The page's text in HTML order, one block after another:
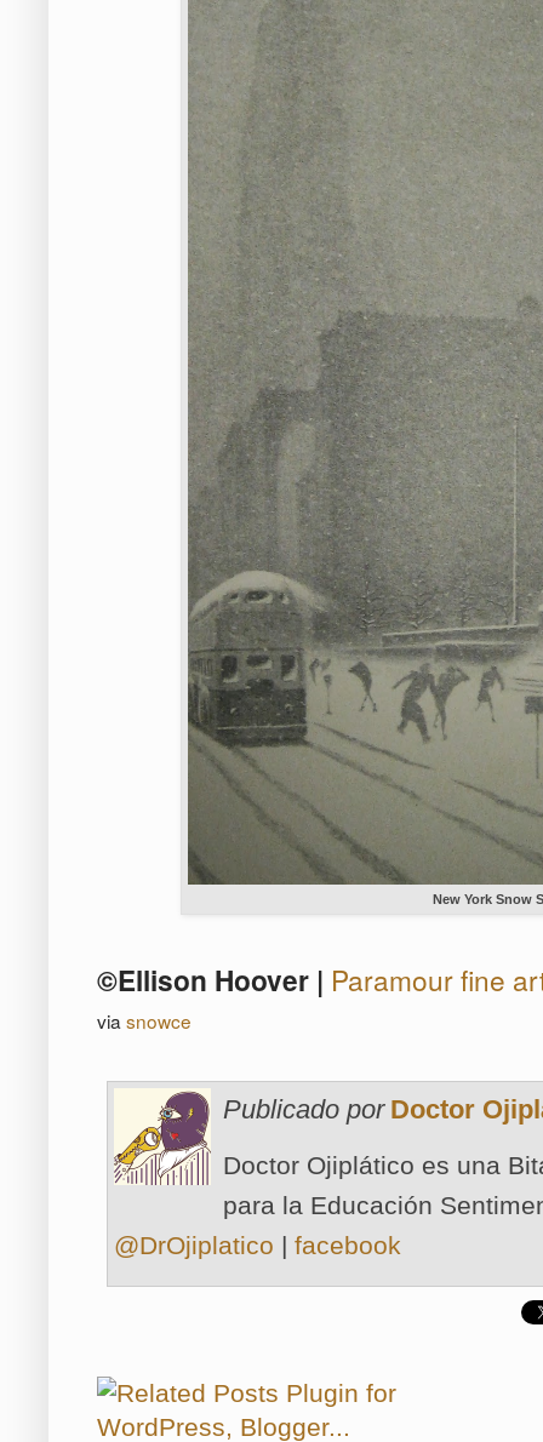
New York Snow
©Ellison Hoover | Paramour fine
via snowce
Publicado por Doctor
Doctor Ojiplático es una
para la Educación
@DrOjiplatico | facebook